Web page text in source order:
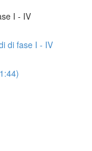
I - IV
di fase I - IV